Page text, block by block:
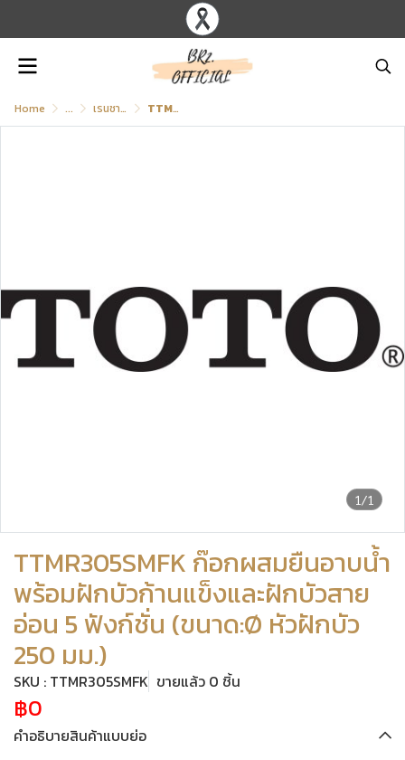
Home ... เรนชาวเวอร์แบบติดผนัง พร้อมก๊อกผสม สีโครเมียม TTMR305SMFK ก๊อกผสมยืนอาบน้ำ พร้อมฝักบัวก้านแข็งและฝักบัวสายอ่อน 5 ฟังก์ชั่น (ขนาด:Ø หัวฝักบัว 250 มม.)
1/1
TTMR305SMFK ก๊อกผสมยืนอาบน้ำ
พร้อมฝักบัวก้านแข็งและฝักบัวสาย
อ่อน 5 ฟังก์ชั่น (ขนาด:Ø หัวฝักบัว
250 มม.)
SKU : TTMR305SMFK ขายแล้ว 0 ชิ้น
฿0
คำอธิบายสินค้าแบบย่อ